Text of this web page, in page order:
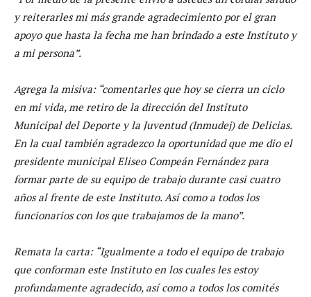
y reiterarles mi más grande agradecimiento por el gran
apoyo que hasta la fecha me han brindado a este Instituto y
a mi persona”.
Agrega la misiva: “comentarles que hoy se cierra un ciclo
en mi vida, me retiro de la dirección del Instituto
Municipal del Deporte y la Juventud (Inmudej) de Delicias.
En la cual también agradezco la oportunidad que me dio el
presidente municipal Eliseo Compeán Fernández para
formar parte de su equipo de trabajo durante casi cuatro
años al frente de este Instituto. Así como a todos los
funcionarios con los que trabajamos de la mano”.
Remata la carta: “Igualmente a todo el equipo de trabajo
que conforman este Instituto en los cuales les estoy
profundamente agradecido, así como a todos los comités